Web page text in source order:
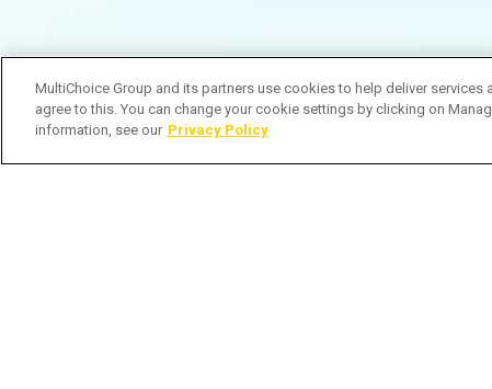
MultiChoice Group and its partners use cookies to help deliver
agree to this. You can change your cookie settings by clicking on
information, see our Privacy Policy